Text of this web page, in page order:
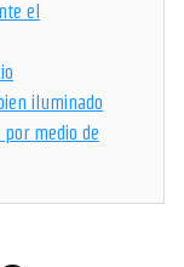
el
iluminado
medio de